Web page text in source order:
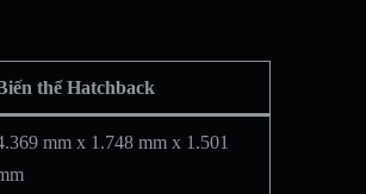
thể Hatchback
mm x 1.748 mm x 1.501